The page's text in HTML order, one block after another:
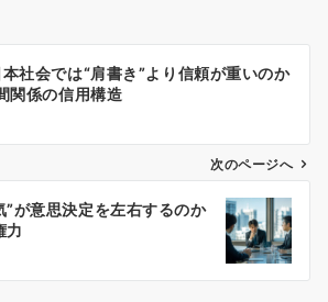
社会では“肩書き”より信頼が重いのか
関係の信用構造
次のページへ
”が意思決定を左右するのか
力